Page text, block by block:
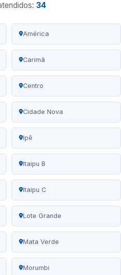
34
América
Carimã
Centro
Cidade Nova
Ipê
Itaipu B
Itaipu C
Lote Grande
Mata Verde
Morumbi